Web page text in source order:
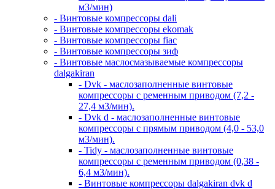
м3/мин)
- Винтовые компрессоры dali
- Винтовые компрессоры ekomak
- Винтовые компрессоры fiac
- Винтовые компрессоры зиф
- Винтовые маслосмазываемые компрессоры
dalgakiran
- Dvk - маслозаполненные винтовые
компрессоры с ременным приводом (7,2 -
27,4 м3/мин).
- Dvk d - маслозаполненные винтовые
компрессоры с прямым приводом (4,0 - 53,0
м3/мин).
- Tidy - маслозаполненные винтовые
компрессоры с ременным приводом (0,38 -
6,4 м3/мин).
- Винтовые компрессоры dalgakiran dvk d